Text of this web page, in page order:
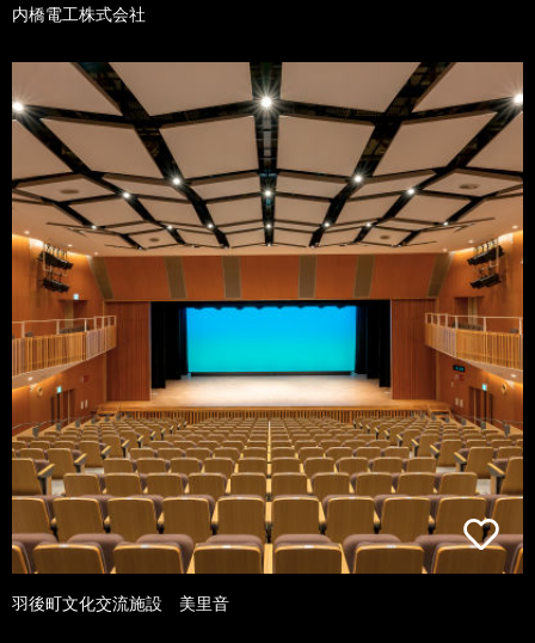
内橋電工株式会社
羽後町文化交流施設 美里音